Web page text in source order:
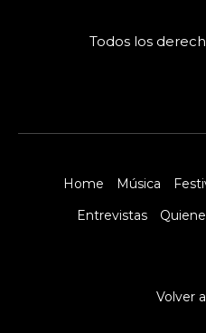
Todos los
Home Música
Entrevistas
Volver